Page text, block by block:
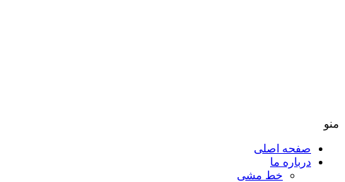
منو
صفحه اصلی
درباره ما
خط مشی